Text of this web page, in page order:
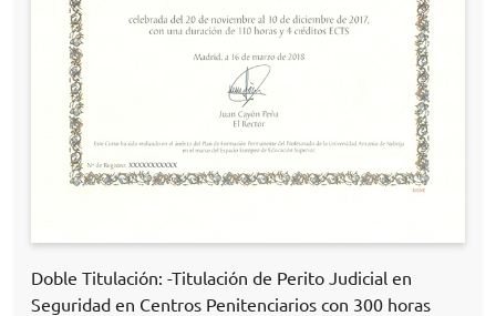
Doble Titulación: -Titulación de Perito Judicial en
Seguridad en Centros Penitenciarios con 300 horas